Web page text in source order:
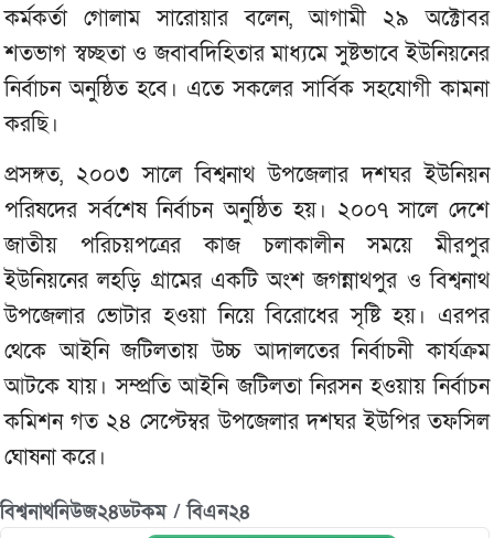
কর্মকর্তা গোলাম সারোয়ার বলেন, আগামী ২৯ অক্টোবর
শতভাগ স্বচ্ছতা ও জবাবদিহিতার মাধ্যমে সুষ্টভাবে ইউনিয়নের
নির্বাচন অনুষ্ঠিত হবে। এতে সকলের সার্বিক সহযোগী কামনা
করছি।
প্রসঙ্গত, ২০০৩ সালে বিশ্বনাথ উপজেলার দশঘর ইউনিয়ন
পরিষদের সর্বশেষ নির্বাচন অনুষ্ঠিত হয়। ২০০৭ সালে দেশে
জাতীয় পরিচয়পত্রের কাজ চলাকালীন সময়ে মীরপুর
ইউনিয়নের লহড়ি গ্রামের একটি অংশ জগন্নাথপুর ও বিশ্বনাথ
উপজেলার ভোটার হওয়া নিয়ে বিরোধের সৃষ্টি হয়। এরপর
থেকে আইনি জটিলতায় উচ্চ আদালতের নির্বাচনী কার্যক্রম
আটকে যায়। সম্প্রতি আইনি জটিলতা নিরসন হওয়ায় নির্বাচন
কমিশন গত ২৪ সেপ্টেম্বর উপজেলার দশঘর ইউপির তফসিল
ঘোষনা করে।
বিশ্বনাথনিউজ২৪ডটকম / বিএন২৪